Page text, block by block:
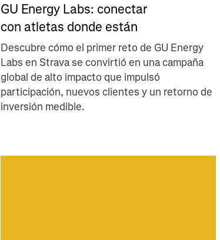
GU Energy Labs: conectar
con atletas donde están
Descubre cómo el primer reto de GU Energy
Labs en Strava se convirtió en una campaña
global de alto impacto que impulsó
participación, nuevos clientes y un retorno de
inversión medible.